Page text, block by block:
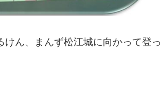
ん、まんず松江城に向かって登っ